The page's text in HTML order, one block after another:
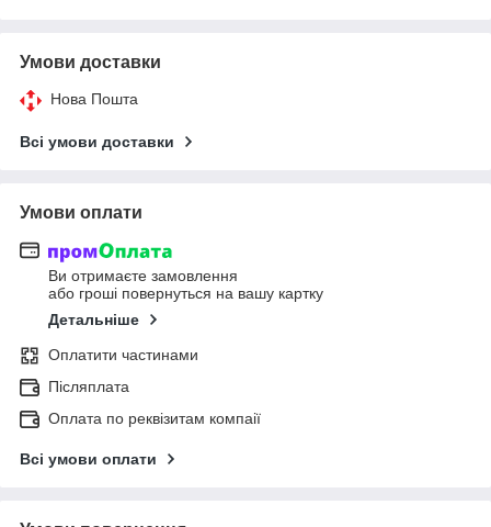
Умови доставки
Нова Пошта
Всі умови доставки
Умови оплати
Ви отримаєте замовлення
або гроші повернуться на вашу картку
Детальніше
Оплатити частинами
Післяплата
Оплата по реквізитам компаії
Всі умови оплати